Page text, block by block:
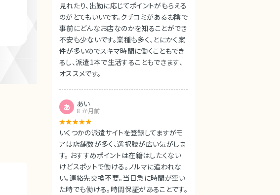
見れたり、出勤に応じてポイントがもらえる
のがとてもいいです。クチコミがあるお陰で
事前にどんなお店なのかを知ることができ
不安も少ないです。業種も多く、とにかく案
件が多いのでスキマ時間に働くこともでき
るし、派遣1本で生活することもできます、
オススメです。
あ あい
8 か月前
いくつかの派遣サイトを登録してますがモ
アは店舗数が多く、選択肢が広い気がしま
す。 おすすめポイントは在籍はしたくない
けどスポットで働ける。ノルマに追われな
い。連絡先交換不要。当日急に時間が空い
た時でも働ける。時間保証があることです。